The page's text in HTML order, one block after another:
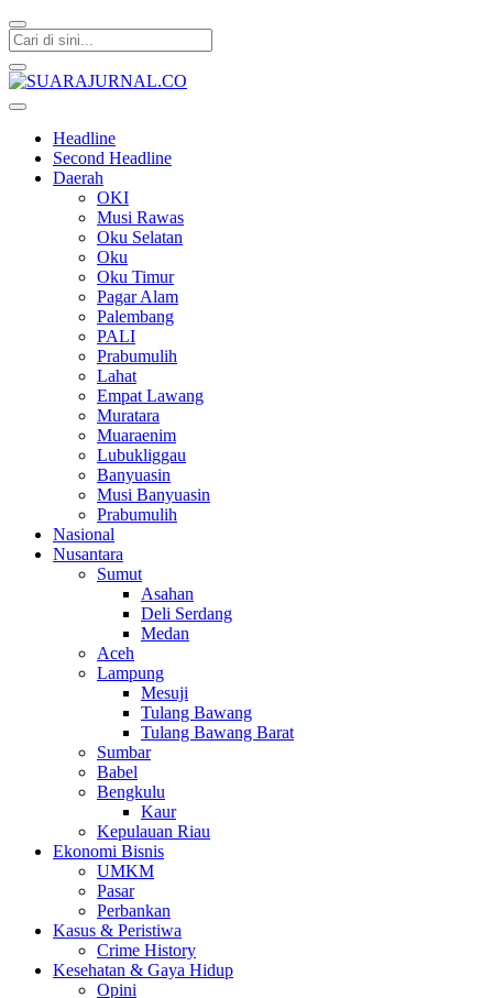
Headline
Second Headline
Daerah
OKI
Musi Rawas
Oku Selatan
Oku
Oku Timur
Pagar Alam
Palembang
PALI
Prabumulih
Lahat
Empat Lawang
Muratara
Muaraenim
Lubukliggau
Banyuasin
Musi Banyuasin
Prabumulih
Nasional
Nusantara
Sumut
Asahan
Deli Serdang
Medan
Aceh
Lampung
Mesuji
Tulang Bawang
Tulang Bawang Barat
Sumbar
Babel
Bengkulu
Kaur
Kepulauan Riau
Ekonomi Bisnis
UMKM
Pasar
Perbankan
Kasus & Peristiwa
Crime History
Kesehatan & Gaya Hidup
Opini